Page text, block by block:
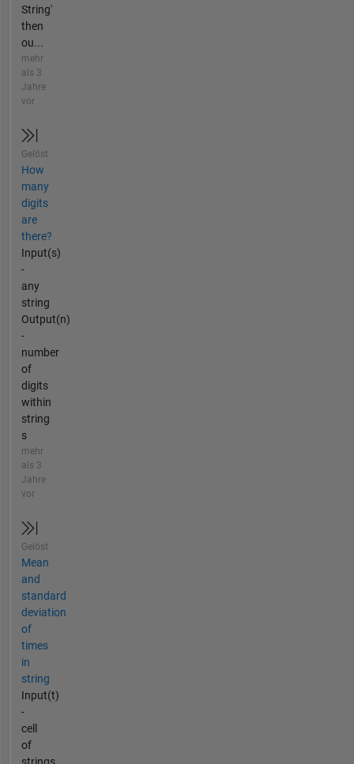
String'
then
ou...
mehr
als 3
Jahre
vor
Gelöst
How
many
digits
are
there?
Input(s)
-
any
string
Output(n)
-
number
of
digits
within
string
s
mehr
als 3
Jahre
vor
Gelöst
Mean
and
standard
deviation
of
times
in
string
Input(t)
-
cell
of
strings